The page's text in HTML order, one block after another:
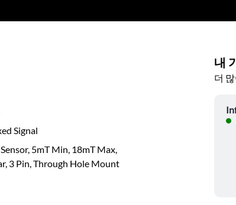
Signal
5mT Min, 18mT Max,
3 Pin, Through Hole Mount
내
더